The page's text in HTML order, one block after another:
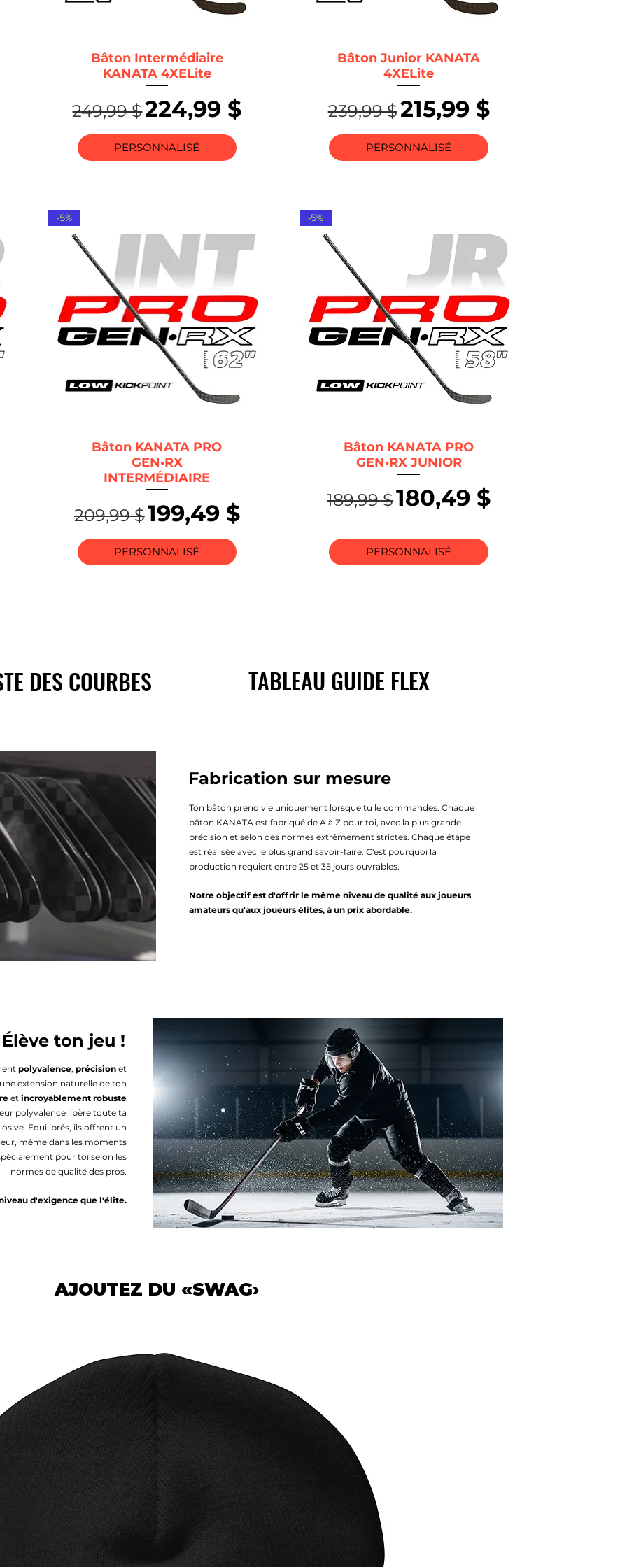
Bâton Intermédiaire
KANATA 4XELite
Prix original
249,99 $Prix promotionnel
224,99 $
PERSONNALISÉ
Bâton Junior KANATA
4XELite
Prix original
239,99 $Prix promotionnel
215,99 $
PERSONNALISÉ
-5%
Bâton KANATA PRO
GEN•RX
INTERMÉDIAIRE
Prix original
209,99 $Prix promotionnel
199,49 $
PERSONNALISÉ
-5%
Bâton KANATA PRO
GEN•RX JUNIOR
Prix original
189,99 $Prix promotionnel
180,49 $
PERSONNALISÉ
DES COURBES TABLEAU GUIDE FLEX
Fabrication sur mesure
Ton bâton prend vie uniquement lorsque tu le commandes. Chaque
bâton KANATA est fabriqué de A à Z pour toi, avec la plus grande
précision et selon des normes extrêmement strictes. Chaque étape
est réalisée avec le plus grand savoir-faire. C'est pourquoi la
production requiert entre 25 et 35 jours ouvrables.
Notre objectif est d'offrir le même niveau de qualité aux joueurs
amateurs qu'aux joueurs élites, à un prix abordable.
Élève ton jeu !
polyvalence,précision et
extension naturelle de ton
etincroyablement robuste
polyvalence libère toute ta
Équilibrés, ils offrent un
même dans les moments
pour toi selon les
normes de qualité des pros.
d'exigence que l'élite.
AJOUTEZ DU «SWAG›